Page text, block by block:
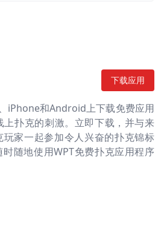
下载应用
iPhone和Android上下载免费应用
上扑克的刺激。立即下载，并与来
玩家一起参加令人兴奋的扑克锦标
随地使用WPT免费扑克应用程序